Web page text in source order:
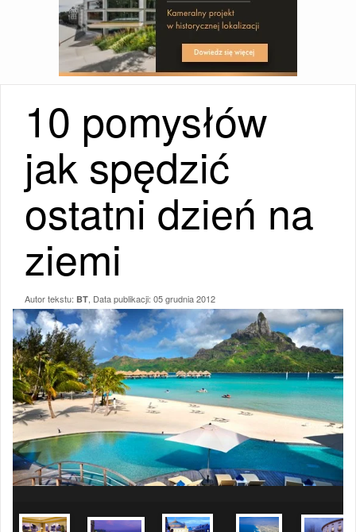
10 pomysłów
jak spędzić
ostatni dzień na
ziemi
Autor tekstu: BT , Data publikacji: 05 grudnia 2012